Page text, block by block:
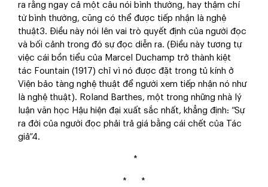
ra rằng ngay cả một câu nói bình thường, hay thậm chí
từ bình thường, cũng có thể được tiếp nhận là nghệ
thuật3. Điều này nói lên vai trò quyết định của người đọc
và bối cảnh trong đó sự đọc diễn ra. (Điều này tương tự
việc cái bồn tiểu của Marcel Duchamp trở thành kiệt
tác Fountain (1917) chỉ vì nó được đặt trong tủ kính ở
Viện bảo tàng nghệ thuật để người xem tiếp nhận nó như
là nghệ thuật). Roland Barthes, một trong những nhà lý
luận văn học Hậu hiện đại xuất sắc nhất, khẳng định: “Sự
ra đời của người đọc phải trả giá bằng cái chết của Tác
giả”4.
*
* *